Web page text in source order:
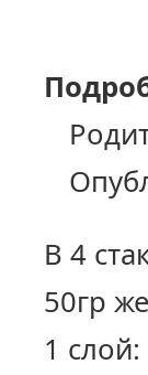
В 4
50гр
1